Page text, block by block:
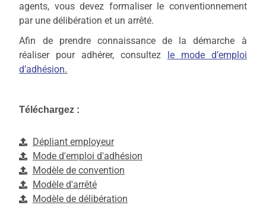
agents, vous devez formaliser le conventionnement
par une délibération et un arrêté.
Afin de prendre connaissance de la démarche à
réaliser pour adhérer, consultez le mode d’emploi
d’adhésion.
Téléchargez :
Dépliant employeur
Mode d'emploi d'adhésion
Modèle de convention
Modèle d'arrêté
Modèle de délibération